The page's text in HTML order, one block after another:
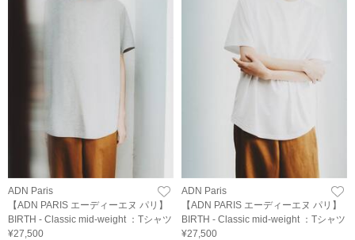
ADN Paris
【ADN PARIS エーディーエヌ パリ】
BIRTH - Classic mid-weight ：Tシャツ
¥27,500
ADN Paris
【ADN PARIS エーディーエヌ パリ】
BIRTH - Classic mid-weight ：Tシャツ
¥27,500